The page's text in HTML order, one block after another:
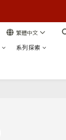
繁體中文
系列探索